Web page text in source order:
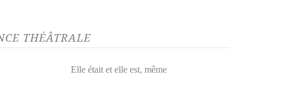
THÉÂTRALE
Elle était et elle est, même